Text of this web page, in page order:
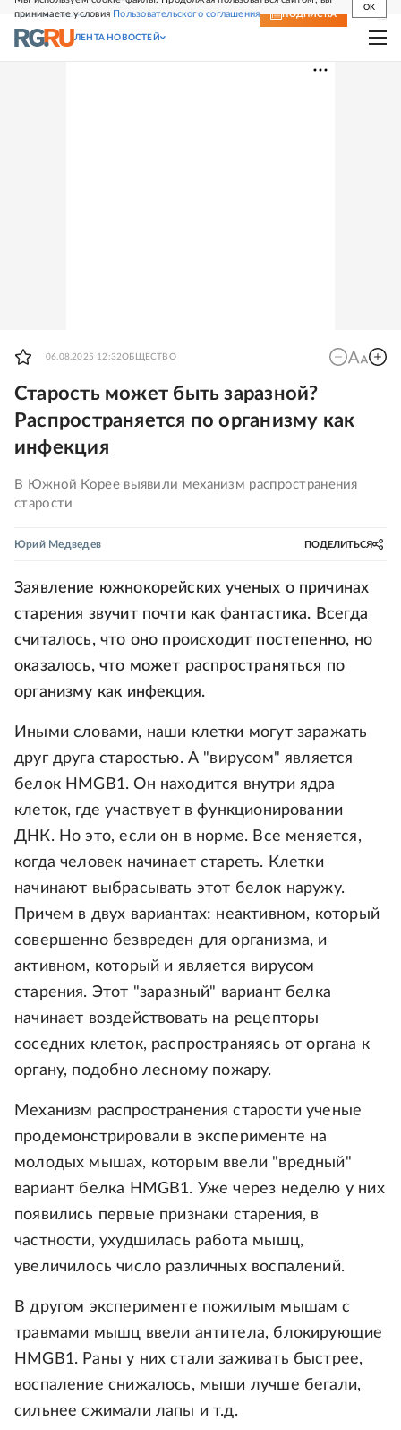
принимаете условия Пользовательского соглашения
OK
СВЕЖИЙ НОМЕР ПОДПИСКА
ЛЕНТА НОВОСТЕЙ
06.08.2025 12:32ОБЩЕСТВО
Старость может быть заразной?
Распространяется по организму как
инфекция
В Южной Корее выявили механизм распространения
старости
Юрий Медведев ПОДЕЛИТЬСЯ
Заявление южнокорейских ученых о причинах
старения звучит почти как фантастика. Всегда
считалось, что оно происходит постепенно, но
оказалось, что может распространяться по
организму как инфекция.
Иными словами, наши клетки могут заражать
друг друга старостью. А "вирусом" является
белок HMGB1. Он находится внутри ядра
клеток, где участвует в функционировании
ДНК. Но это, если он в норме. Все меняется,
когда человек начинает стареть. Клетки
начинают выбрасывать этот белок наружу.
Причем в двух вариантах: неактивном, который
совершенно безвреден для организма, и
активном, который и является вирусом
старения. Этот "заразный" вариант белка
начинает воздействовать на рецепторы
соседних клеток, распространяясь от органа к
органу, подобно лесному пожару.
Механизм распространения старости ученые
продемонстрировали в эксперименте на
молодых мышах, которым ввели "вредный"
вариант белка HMGB1. Уже через неделю у них
появились первые признаки старения, в
частности, ухудшилась работа мышц,
увеличилось число различных воспалений.
В другом эксперименте пожилым мышам с
травмами мышц ввели антитела, блокирующие
HMGB1. Раны у них стали заживать быстрее,
воспаление снижалось, мыши лучше бегали,
сильнее сжимали лапы и т.д.